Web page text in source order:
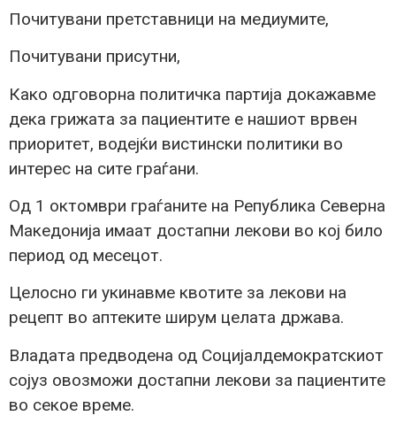
Почитувани претставници на медиумите,
Почитувани присутни,
Како одговорна политичка партија докажавме
дека грижата за пациентите е нашиот врвен
приоритет, водејќи вистински политики во
интерес на сите граѓани.
Од 1 октомври граѓаните на Република Северна
Македонија имаат достапни лекови во кој било
период од месецот.
Целосно ги укинавме квотите за лекови на
рецепт во аптеките ширум целата држава.
Владата предводена од Социјалдемократскиот
сојуз овозможи достапни лекови за пациентите
во секое време.